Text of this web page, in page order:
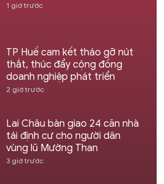
1 giờ trước
TP Huế cam kết tháo gỡ nút
thắt, thúc đẩy cộng đồng
doanh nghiệp phát triển
2 giờ trước
Lai Châu bàn giao 24 căn nhà
tái định cư cho người dân
vùng lũ Mường Than
3 giờ trước